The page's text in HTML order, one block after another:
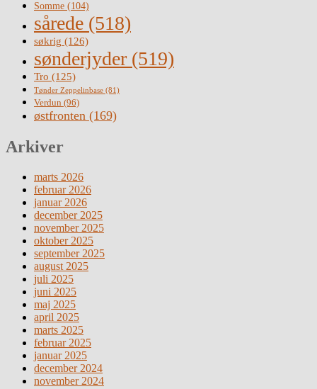
Somme (104)
sårede (518)
søkrig (126)
sønderjyder (519)
Tro (125)
Tønder Zeppelinbase (81)
Verdun (96)
østfronten (169)
Arkiver
marts 2026
februar 2026
januar 2026
december 2025
november 2025
oktober 2025
september 2025
august 2025
juli 2025
juni 2025
maj 2025
april 2025
marts 2025
februar 2025
januar 2025
december 2024
november 2024